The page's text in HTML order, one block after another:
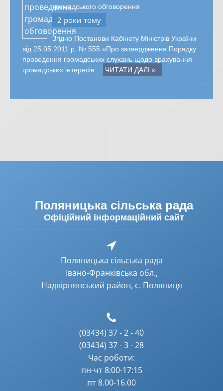
громадського обговорення
2 роки тому
Згідно Постанови Кабінету Міністрів України
від 25.05.2011 р. № 555 «Про затвердження Порядку
проведення громадських слухань щодо врахування
громадських інтересів …
ЧИТАТИ ДАЛІ »
Поляницька сільська рада
Офіційний інформаційний сайт
Поляницька сільська рада
Івано-Франківська обл.,
Надвірнянський район, с. Поляниця
(03434) 37 - 2 - 40
(03434) 37 - 3 - 28
Час роботи:
пн-чт 8:00-17:15
пт 8.00-16.00